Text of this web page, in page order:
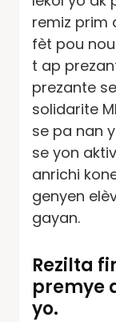
remiz prim
fèt pou
t ap
prezante
solidarite
se pa nan
se yon
anrichi
genyen
gayan.
Rezilta
premye
yo.